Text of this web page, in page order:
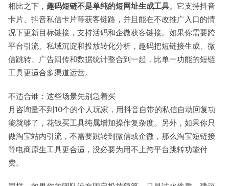
相比之下， 趣码短链不是单纯的短网址生成工具。它支持抖音
卡片、抖音私信卡片等获客链路，并且能在不改推广入口的情
况下更新目标链接，支持活码和企微获客链接。如果你需要跨
平台引流、私域沉淀和投放转化分析，趣码把短链接生成、微
信跳转、广告回传和数据统计整合到一起，比单一功能的短链
工具更适合多渠道运营。
不适合谁：这些场景先别急着买
月咨询量不到10个的个人玩家，用抖音自带的私信自动回复功
能就够了，花钱买工具纯属增加操作复杂度。另外，如果你只
做淘宝站内引流，不需要跳转到微信或企微，那么淘宝短链接
等电商原生工具更合适，没必要为用不上跨平台跳转功能付
费。